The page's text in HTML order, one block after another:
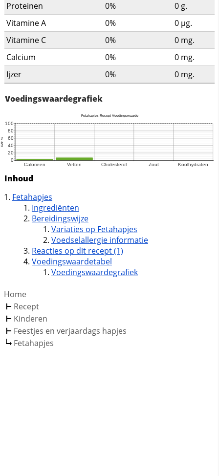
Proteinen 0% 0 g.
Vitamine A
0% 0 µg.
Vitamine C
0% 0 mg.
Calcium
0% 0 mg.
Ijzer
0% 0 mg.
Voedingswaardegrafiek
Inhoud
Fetahapjes
Ingrediënten
Bereidingswijze
Variaties op Fetahapjes
Voedselallergie informatie
Reacties op dit recept (1)
Voedingswaardetabel
Voedingswaardegrafiek
Home
Recept
Kinderen
Feestjes en verjaardags hapjes
Fetahapjes